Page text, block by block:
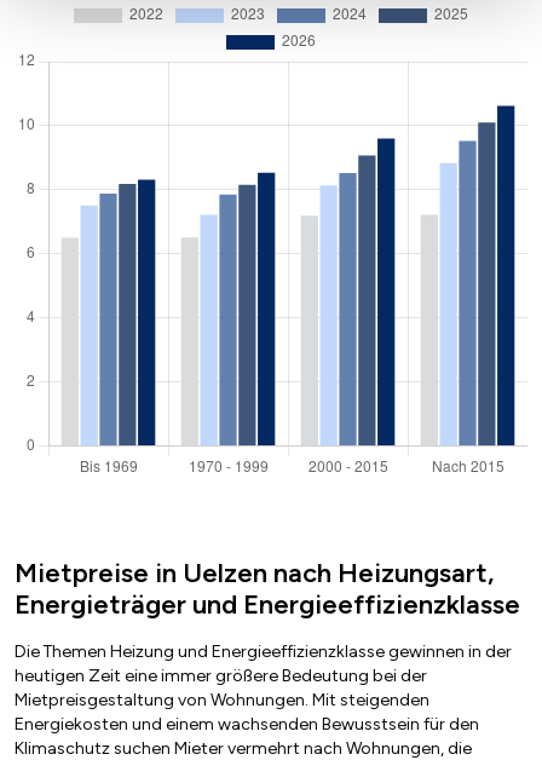
Mietpreise in Uelzen nach Heizungsart,
Energieträger und Energieeffizienzklasse
Die Themen Heizung und Energieeffizienzklasse gewinnen in der
heutigen Zeit eine immer größere Bedeutung bei der
Mietpreisgestaltung von Wohnungen. Mit steigenden
Energiekosten und einem wachsenden Bewusstsein für den
Klimaschutz suchen Mieter vermehrt nach Wohnungen, die